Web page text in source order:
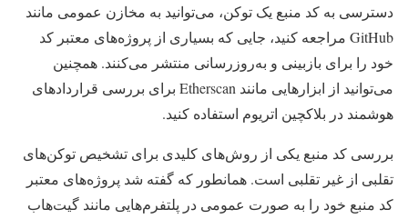
دسترسی به کد منبع یک توکن، می‌توانید به مخازن عمومی مانند
GitHub مراجعه کنید، جایی که بسیاری از پروژه‌های معتبر کد
خود را برای بازبینی و به‌روزرسانی منتشر می‌کنند. همچنین
می‌توانید از ابزارهایی مانند Etherscan برای بررسی قراردادهای
هوشمند در بلاکچین اتریوم استفاده کنید.
بررسی کد منبع یکی از روش‌های کلیدی برای تشخیص توکن‌های
تقلبی از غیر تقلبی است. همانطور که گفته شد پروژه‌های معتبر
کد منبع خود را به صورت عمومی در پلتفرم‌هایی مانند گیت‌هاب